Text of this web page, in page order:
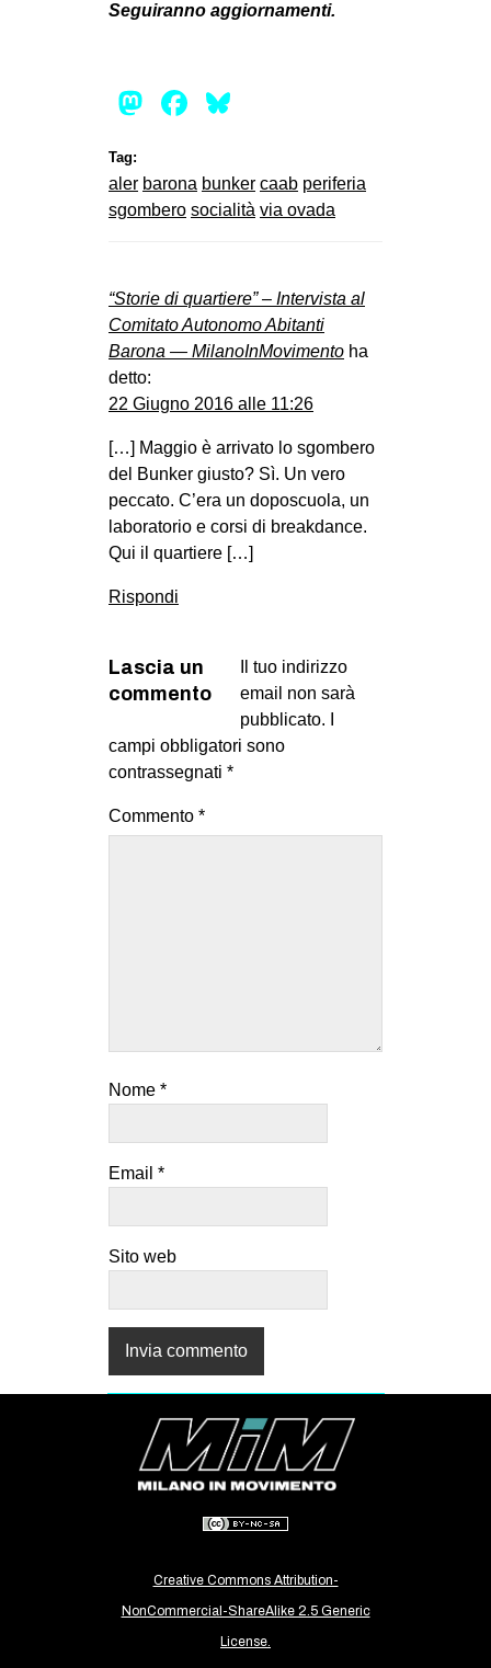
Seguiranno aggiornamenti.
Mastodon
Facebook
Tag:
aler barona bunker caab periferia
sgombero socialità via ovada
“Storie di quartiere” – Intervista al
Comitato Autonomo Abitanti
Barona — MilanoInMovimento ha
detto:
22 Giugno 2016 alle 11:26
[…] Maggio è arrivato lo sgombero
del Bunker giusto? Sì. Un vero
peccato. C’era un doposcuola, un
laboratorio e corsi di breakdance.
Qui il quartiere […]
Rispondi
Lascia un
commento
Il tuo indirizzo
email non sarà
pubblicato.
campi obbligatori sono
contrassegnati *
Commento *
Nome *
Email *
Sito web
Creative Commons Attribution-
NonCommercial-ShareAlike 2.5 Generic
License.